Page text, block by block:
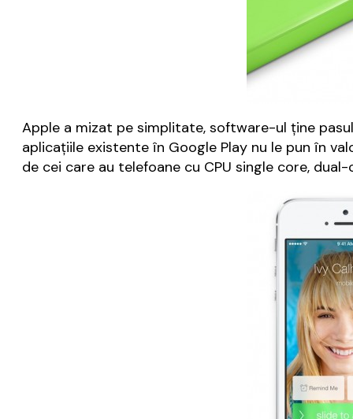
Apple a mizat pe simplitate, software-ul ține
aplicațiile existente în Google Play nu le pun în
de cei care au telefoane cu CPU single core,